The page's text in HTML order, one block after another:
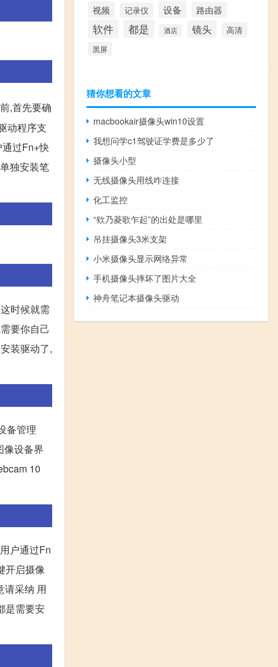
,首先要确
动程序支
过Fn+快
独安装笔
时候就需
要你自己
装驱动了,
备管理
像设备界
10
户通过Fn
开启摄像
请采纳 用
是需要安
视频 记录仪 设备 路由器
软件 都是 酒店 镜头 高清
黑屏
猜你想看的文章
macbookair摄像头win10设置
我想问学c1驾驶证学费是多少了
摄像头小型
无线摄像头用线咋连接
化工监控
“欸乃菱歌乍起”的出处是哪里
吊挂摄像头3米支架
小米摄像头显示网络异常
手机摄像头摔坏了图片大全
神舟笔记本摄像头驱动